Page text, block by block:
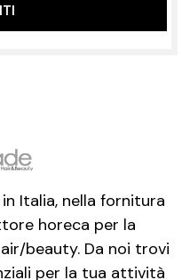
Italia, nella fornitura
horeca per la
beauty. Da noi trovi
per la tua attività